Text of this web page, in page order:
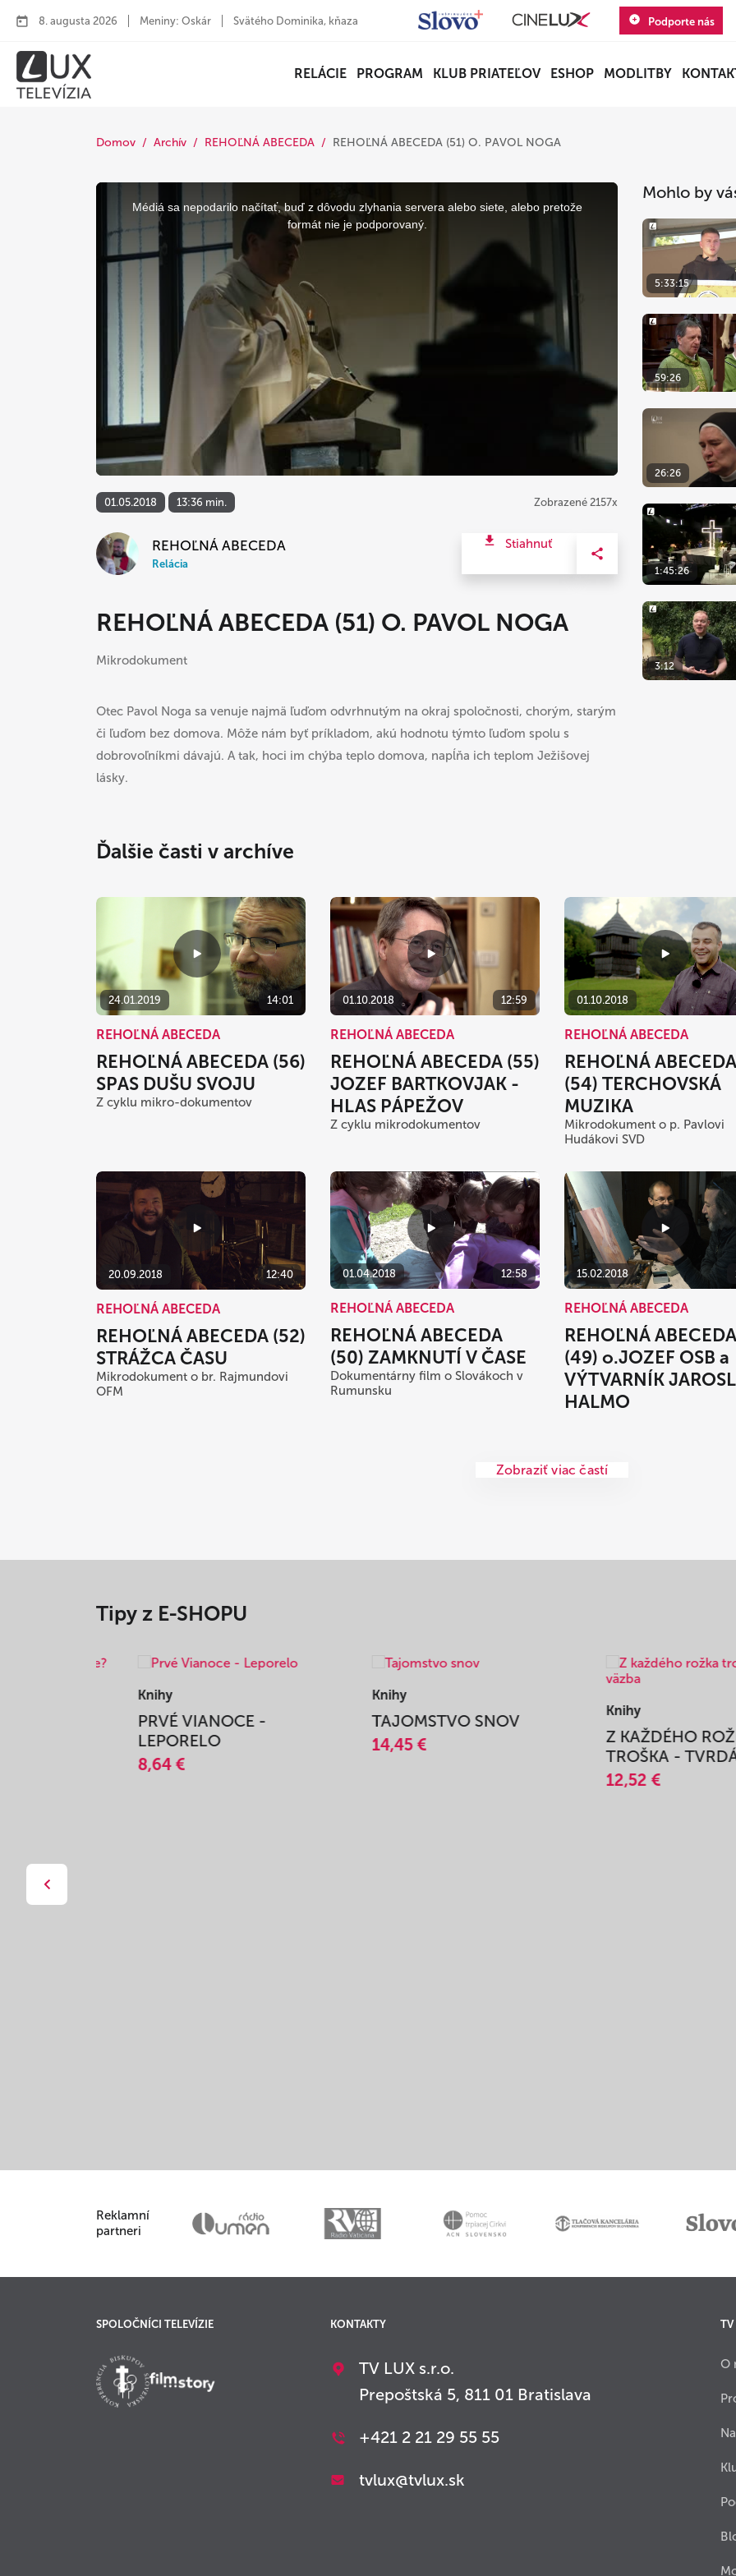
8. augusta 2026 Meniny: Oskár Svätého Dominika, kňaza Podporte nás
RELÁCIE PROGRAM KLUB PRIATEĽOV ESHOP MODLITBY
Domov Archív REHOĽNÁ ABECEDA REHOĽNÁ ABECEDA (51) O. PAVOL NOGA
This
Médiá sa nepodarilo načítať, buď z dôvodu zlyhania servera alebo siete, alebo pretože
formát nie je podporovaný.
01.05.2018 13:36 min. Zobrazené 2157x
REHOĽNÁ ABECEDA
Relácia
Stiahnuť
REHOĽNÁ ABECEDA (51) O. PAVOL NOGA
Mikrodokument
Otec Pavol Noga sa venuje najmä ľuďom odvrhnutým na okraj spoločnosti, chorým, starým
či ľuďom bez domova. Môže nám byť príkladom, akú hodnotu týmto ľuďom spolu s
dobrovoľníkmi dávajú. A tak, hoci im chýba teplo domova, napĺňa ich teplom Ježišovej
lásky.
Mohlo by
5:33:15
59:26
26:26
1:45:26
3:12
Ďalšie časti v archíve
24.01.2019 14:01
REHOĽNÁ ABECEDA
REHOĽNÁ ABECEDA (56)
SPAS DUŠU SVOJU
Z cyklu mikro-dokumentov
01.10.2018 12:59
REHOĽNÁ ABECEDA
REHOĽNÁ ABECEDA (55)
JOZEF BARTKOVJAK -
HLAS PÁPEŽOV
Z cyklu mikrodokumentov
01.10.2018
REHOĽNÁ ABECEDA
REHOĽNÁ ABECEDA
(54) TERCHOVSKÁ
MUZIKA
Mikrodokument o p. Pavlovi
Hudákovi SVD
20.09.2018 12:40
REHOĽNÁ ABECEDA
REHOĽNÁ ABECEDA (52)
STRÁŽCA ČASU
Mikrodokument o br. Rajmundovi
OFM
01.04.2018 12:58
REHOĽNÁ ABECEDA
REHOĽNÁ ABECEDA
(50) ZAMKNUTÍ V ČASE
Dokumentárny film o Slovákoch v
Rumunsku
15.02.2018
REHOĽNÁ ABECEDA
REHOĽNÁ ABECEDA
(49) o.JOZEF OSB a
VÝTVARNÍK
HALMO
Zobraziť viac častí
Tipy z E-SHOPU
TAJOMSTVO SNOV
14,45 €
Z KAŽDÉHO ROŽKA
TROŠKA - TVRDÁ VÄZBA
365 DNÍ SO SVEDKAMI
VIERY
14,45 €
Reklamní
partneri
SPOLOČNÍCI TELEVÍZIE KONTAKTY
TV LUX s.r.o.
Prepoštská 5, 811 01 Bratislava
+421 2 21 29 55 55
tvlux@tvlux.sk
TV
O